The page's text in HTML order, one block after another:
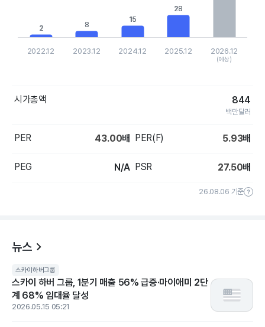
2
2 8
8
15
15
28
28
2022.12 2023.12 2024.12 2025.12 2026.12
(예상)
시가총액 844
백만달러
PER 43.00배 PER(F) 5.93배
PEG N/A PSR 27.50배
26.08.06 기준
뉴스
스카이하버그룹
스카이 하버 그룹, 1분기 매출 56% 급증·마이애미 2단
계 68% 임대율 달성
2026.05.15 05:21